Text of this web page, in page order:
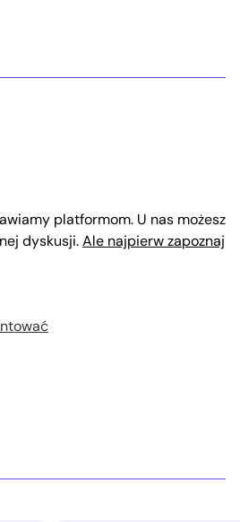
platformom. U nas możesz
dyskusji.Ale najpierw zapoznaj